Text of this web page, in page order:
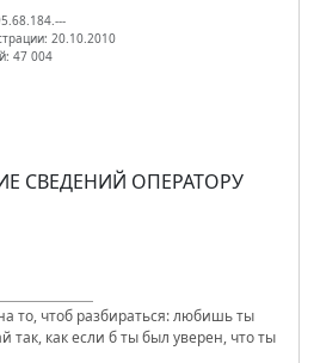
20.10.2010
47 004
СВЕДЕНИЙ ОПЕРАТОРУ
то, чтоб разбираться: любишь ты
так, как если б ты был уверен, что ты